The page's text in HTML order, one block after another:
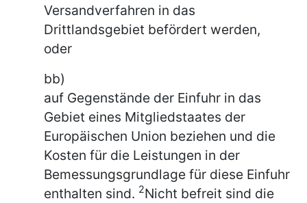
Versandverfahren in das
Drittlandsgebiet befördert werden,
oder
bb)
auf Gegenstände der Einfuhr in das
Gebiet eines Mitgliedstaates der
Europäischen Union beziehen und die
Kosten für die Leistungen in der
Bemessungsgrundlage für diese Einfuhr
enthalten sind. 2Nicht befreit sind die